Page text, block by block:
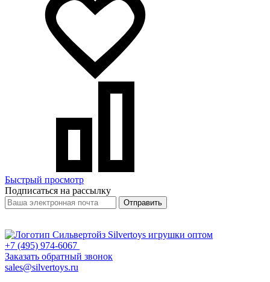
Быстрый просмотр
Подписаться на рассылку
Отправить
+7 (495) 974-6067
Заказать обратный звонок
sales@silvertoys.ru